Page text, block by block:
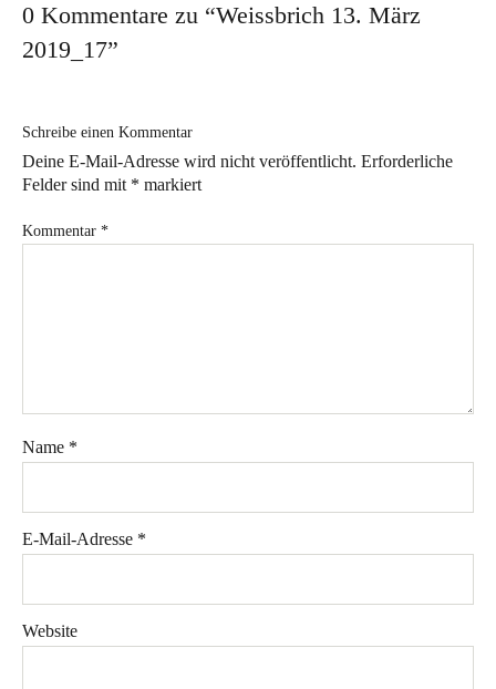
Wollen Sie sehen, wie
0 Kommentare zu “Weissbrich 13. März
2019_17”
Schreibe einen Kommentar
Deine E-Mail-Adresse wird nicht veröffentlicht. Erforderliche
Felder sind mit * markiert
Kommentar *
Name *
E-Mail-Adresse *
Website